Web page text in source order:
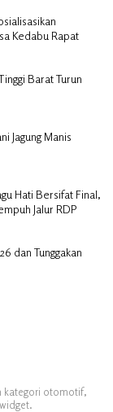
Kedabu Rapat
Barat Turun
Jagung Manis
Hati Bersifat Final,
Jalur RDP
dan Tunggakan
kategori otomotif,